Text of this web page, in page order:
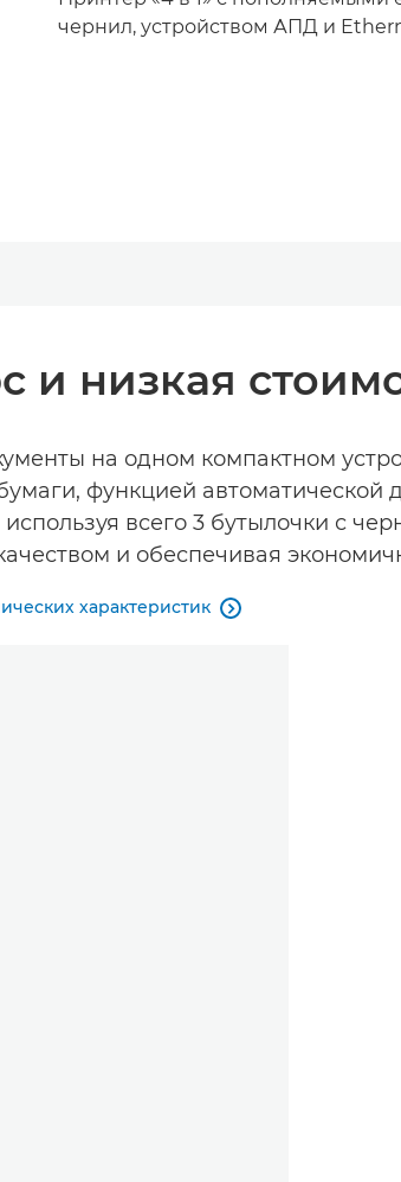
чернил, устройством АПД и
и низкая
на одном компактном
функцией автоматической
всего 3 бутылочки с
и обеспечивая
характеристик 